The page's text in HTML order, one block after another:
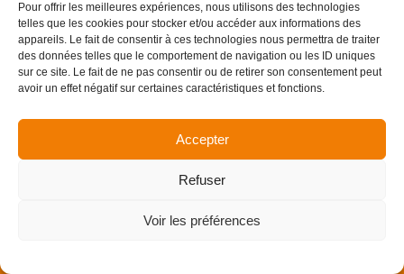
Pour offrir les meilleures expériences, nous utilisons des technologies
telles que les cookies pour stocker et/ou accéder aux informations des
appareils. Le fait de consentir à ces technologies nous permettra de traiter
des données telles que le comportement de navigation ou les ID uniques
sur ce site. Le fait de ne pas consentir ou de retirer son consentement peut
avoir un effet négatif sur certaines caractéristiques et fonctions.
Accepter
Refuser
Voir les préférences